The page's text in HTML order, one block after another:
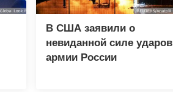
В США заявили о
невиданной силе ударов
армии России